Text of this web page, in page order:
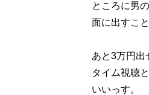
ところに男
面に出すこ
あと3万円出
タイム視聴
いいっす。